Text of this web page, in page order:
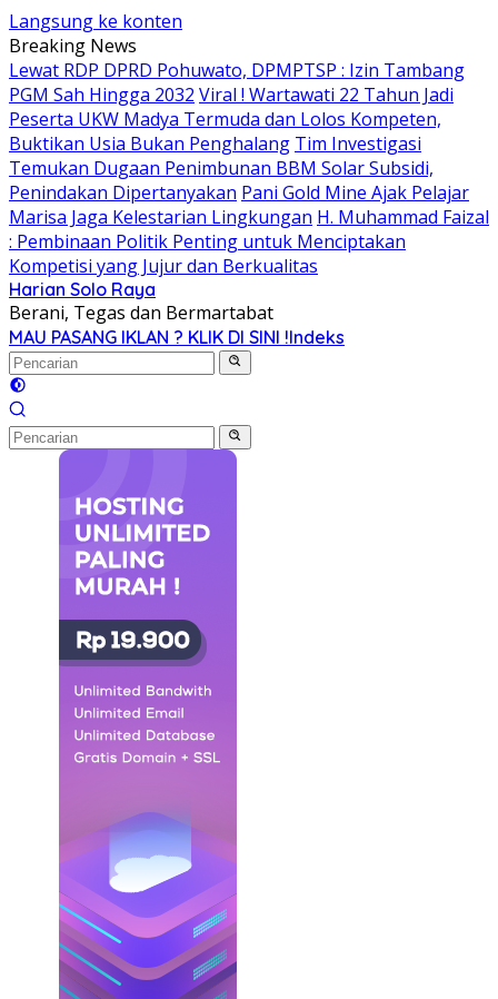
Langsung ke konten
Breaking News
Lewat RDP DPRD Pohuwato, DPMPTSP : Izin Tambang
PGM Sah Hingga 2032 Viral ! Wartawati 22 Tahun Jadi
Peserta UKW Madya Termuda dan Lolos Kompeten,
Buktikan Usia Bukan Penghalang Tim Investigasi
Temukan Dugaan Penimbunan BBM Solar Subsidi,
Penindakan Dipertanyakan Pani Gold Mine Ajak Pelajar
Marisa Jaga Kelestarian Lingkungan H. Muhammad Faizal
: Pembinaan Politik Penting untuk Menciptakan
Kompetisi yang Jujur dan Berkualitas
Harian Solo Raya
Berani, Tegas dan Bermartabat
MAU PASANG IKLAN ? KLIK DI SINI !Indeks